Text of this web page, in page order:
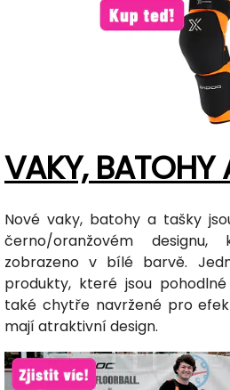
VAKY, BATOHY
Nové vaky, batohy a tašky
černo/oranžovém
zobrazeno v bílé barvě.
produkty, které jsou
také chytře navržené pro
mají atraktivní design.